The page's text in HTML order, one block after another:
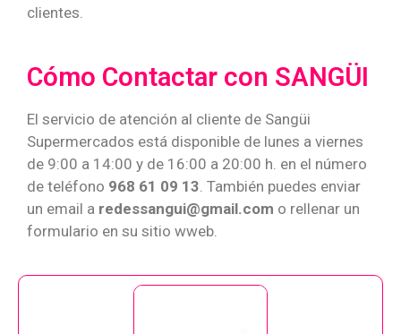
clientes.
Cómo Contactar con SANGÜI
El servicio de atención al cliente de Sangüi
Supermercados está disponible de lunes a viernes
de 9:00 a 14:00 y de 16:00 a 20:00 h. en el número
de teléfono 968 61 09 13. También puedes enviar
un email a redessangui@gmail.com o rellenar un
formulario en su sitio wweb.